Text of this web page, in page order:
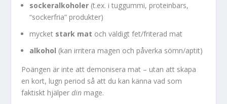
sockeralkoholer (t.ex. i tuggummi, proteinbars,
“sockerfria” produkter)
mycket stark mat och väldigt fet/friterad mat
alkohol (kan irritera magen och påverka sömn/aptit)
Poängen är inte att demonisera mat – utan att skapa
en kort, lugn period så att du kan känna vad som
faktiskt hjälperdin mage.